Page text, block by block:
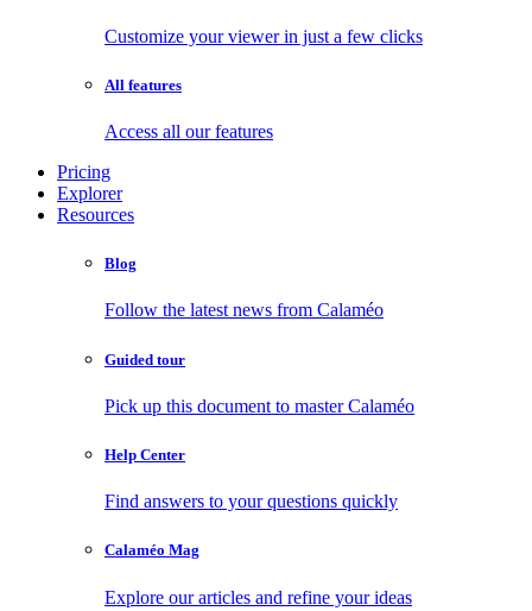
Customize your viewer in just a few clicks
All features
Access all our features
Pricing
Explorer
Resources
Blog
Follow the latest news from Calaméo
Guided tour
Pick up this document to master Calaméo
Help Center
Find answers to your questions quickly
Calaméo Mag
Explore our articles and refine your ideas